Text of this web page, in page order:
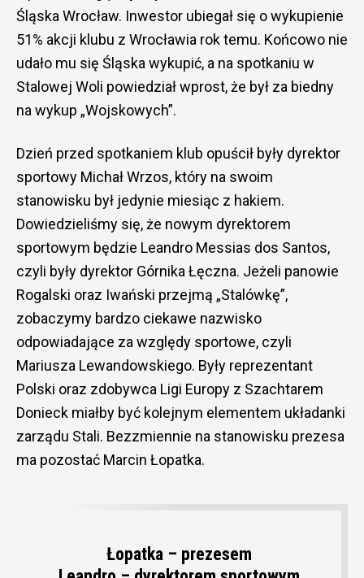
Śląska Wrocław. Inwestor ubiegał się o wykupienie
51% akcji klubu z Wrocławia rok temu. Końcowo nie
udało mu się Śląska wykupić, a na spotkaniu w
Stalowej Woli powiedział wprost, że był za biedny
na wykup „Wojskowych”.
Dzień przed spotkaniem klub opuścił były dyrektor
sportowy Michał Wrzos, który na swoim
stanowisku był jedynie miesiąc z hakiem.
Dowiedzieliśmy się, że nowym dyrektorem
sportowym będzie Leandro Messias dos Santos,
czyli były dyrektor Górnika Łęczna. Jeżeli panowie
Rogalski oraz Iwański przejmą „Stalówkę”,
zobaczymy bardzo ciekawe nazwisko
odpowiadające za względy sportowe, czyli
Mariusza Lewandowskiego. Były reprezentant
Polski oraz zdobywca Ligi Europy z Szachtarem
Donieck miałby być kolejnym elementem układanki
zarządu Stali. Bezzmiennie na stanowisku prezesa
ma pozostać Marcin Łopatka.
Łopatka – prezesem